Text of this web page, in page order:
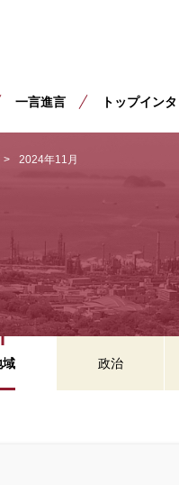
一言進言 トップイン
2024年11月
域 政治